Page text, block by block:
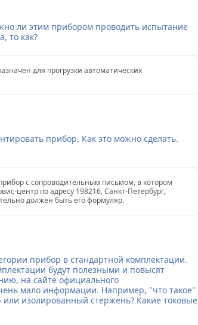
ли этим прибором проводить испытание
то как?
для прогрузки автоматических
прибор. Как это можно сделать.
с сопроводительным письмом, в котором
центр по адресу 198216, Санкт-Петербург,
должен быть его формуляр.
прибор в стандартной комплектации.
будут полезными и повысят
на сайте официального
мало информации. Например, "что такое"
изолированный стержень? Какие токовые